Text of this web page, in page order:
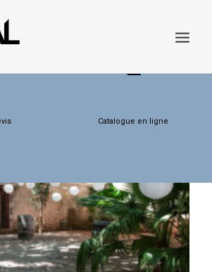
DEMANDE DE DEVIS
Catalogue en ligne